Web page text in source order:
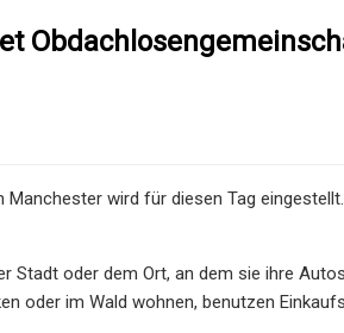
Manchester wird für diesen Tag
oder dem Ort, an dem sie ihre
oder im Wald wohnen, benutzen